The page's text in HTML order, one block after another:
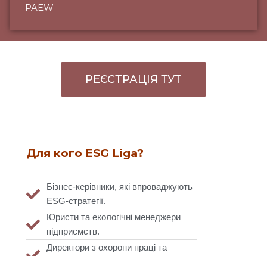
PAEW
РЕЄСТРАЦІЯ ТУТ
Для кого ESG Liga?
Бізнес-керівники, які впроваджують
ESG-стратегії.
Юристи та екологічні менеджери
підприємств.
Директори з охорони праці та